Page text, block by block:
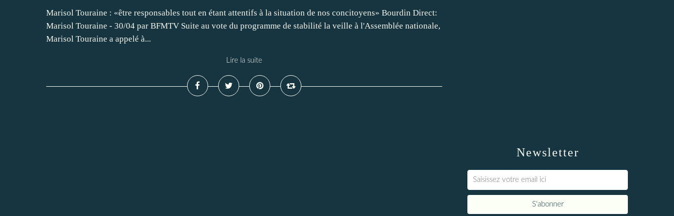
Marisol Touraine : «être responsables tout en étant attentifs à la situation de nos concitoyens» Bourdin Direct:
Marisol Touraine - 30/04 par BFMTV Suite au vote du programme de stabilité la veille à l'Assemblée nationale,
Marisol Touraine a appelé à...
Lire la suite
Newsletter